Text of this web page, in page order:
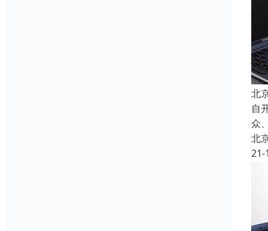
北
自
众
北
21-